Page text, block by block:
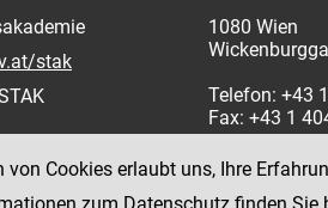
stak
1080 Wien
Telefon: +43
Fax: +43 1
von Cookies erlaubt uns, Ihre